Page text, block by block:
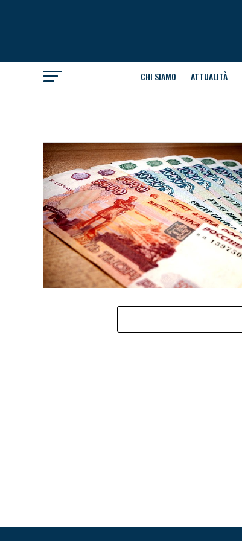
CHI SIAMO ATTUALITÀ